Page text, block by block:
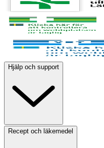
Hjälp och support
Recept och läkemedel